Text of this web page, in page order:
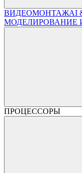
ВИДЕОМОНТАЖAI
МОДЕЛИРОВАНИЕ
ПРОЦЕССОРЫ